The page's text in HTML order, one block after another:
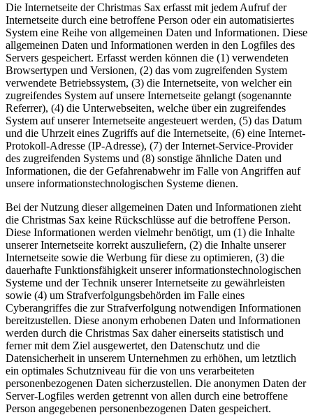
Die Internetseite der Christmas Sax erfasst mit jedem Aufruf der
Internetseite durch eine betroffene Person oder ein automatisiertes
System eine Reihe von allgemeinen Daten und Informationen. Diese
allgemeinen Daten und Informationen werden in den Logfiles des
Servers gespeichert. Erfasst werden können die (1) verwendeten
Browsertypen und Versionen, (2) das vom zugreifenden System
verwendete Betriebssystem, (3) die Internetseite, von welcher ein
zugreifendes System auf unsere Internetseite gelangt (sogenannte
Referrer), (4) die Unterwebseiten, welche über ein zugreifendes
System auf unserer Internetseite angesteuert werden, (5) das Datum
und die Uhrzeit eines Zugriffs auf die Internetseite, (6) eine Internet-
Protokoll-Adresse (IP-Adresse), (7) der Internet-Service-Provider
des zugreifenden Systems und (8) sonstige ähnliche Daten und
Informationen, die der Gefahrenabwehr im Falle von Angriffen auf
unsere informationstechnologischen Systeme dienen.
Bei der Nutzung dieser allgemeinen Daten und Informationen zieht
die Christmas Sax keine Rückschlüsse auf die betroffene Person.
Diese Informationen werden vielmehr benötigt, um (1) die Inhalte
unserer Internetseite korrekt auszuliefern, (2) die Inhalte unserer
Internetseite sowie die Werbung für diese zu optimieren, (3) die
dauerhafte Funktionsfähigkeit unserer informationstechnologischen
Systeme und der Technik unserer Internetseite zu gewährleisten
sowie (4) um Strafverfolgungsbehörden im Falle eines
Cyberangriffes die zur Strafverfolgung notwendigen Informationen
bereitzustellen. Diese anonym erhobenen Daten und Informationen
werden durch die Christmas Sax daher einerseits statistisch und
ferner mit dem Ziel ausgewertet, den Datenschutz und die
Datensicherheit in unserem Unternehmen zu erhöhen, um letztlich
ein optimales Schutzniveau für die von uns verarbeiteten
personenbezogenen Daten sicherzustellen. Die anonymen Daten der
Server-Logfiles werden getrennt von allen durch eine betroffene
Person angegebenen personenbezogenen Daten gespeichert.